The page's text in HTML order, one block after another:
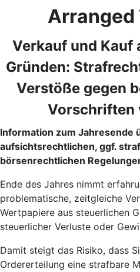
Arranged
Verkauf und Kauf
Gründen:
Verstöße gegen
Vorschriften
Information zum Jahresende
aufsichtsrechtlichen, ggf.
börsenrechtlichen
Ende des Jahres nimmt
problematische, zeitgleiche
Wertpapiere aus steuerlichen
steuerlicher Verluste oder
Damit steigt das Risiko, dass
Ordererteilung eine strafbare